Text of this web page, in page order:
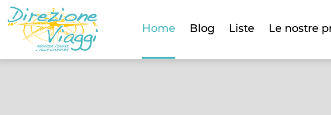
Home Blog Liste Le nostre